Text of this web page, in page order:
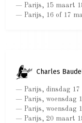
— Parijs, 15 maart
— Parijs, 16 of 17
Charles
— Parijs, dinsdag 17
— Parijs, woensdag
— Parijs, woensdag
— Parijs, 20 maart